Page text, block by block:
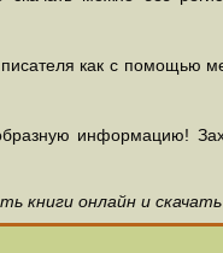
писателя как с помощью
информацию!
книги онлайн и